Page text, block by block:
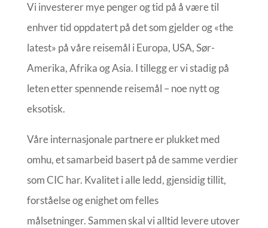
Vi investerer mye penger og tid på å være til
enhver tid oppdatert på det som gjelder og «the
latest» på våre reisemål i Europa, USA, Sør-
Amerika, Afrika og Asia. I tillegg er vi stadig på
leten etter spennende reisemål – noe nytt og
eksotisk.
Våre internasjonale partnere er plukket med
omhu, et samarbeid basert på de samme verdier
som CIC har. Kvalitet i alle ledd, gjensidig tillit,
forståelse og enighet om felles
målsetninger. Sammen skal vi alltid levere utover